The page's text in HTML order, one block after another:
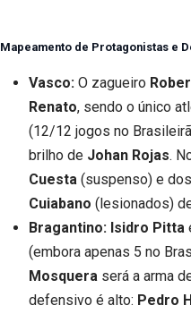
Mapeamento de Protagonistas e
Vasco: O zagueiro
Renato, sendo o único
(12/12 jogos no
brilho de Johan Rojas.
Cuesta (suspenso) e
Cuiabano (lesionados)
Bragantino: Isidro Pitta
(embora apenas 5 no
Mosquera será a arma
defensivo é alto: Pedro